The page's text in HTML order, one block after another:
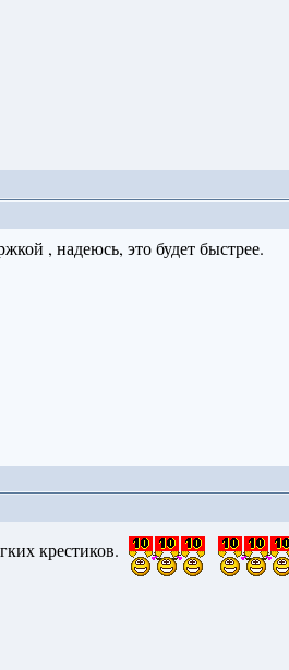
, надеюсь, это будет быстрее.
крестиков.